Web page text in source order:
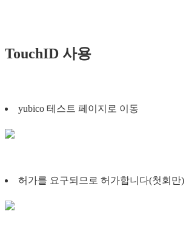
TouchID 사용
yubico 테스트 페이지로 이동
허가를 요구되므로 허가합니다(첫회만)